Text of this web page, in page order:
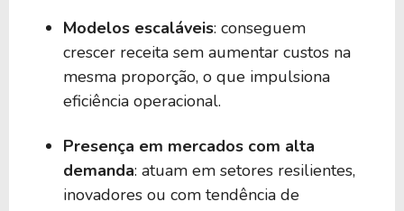
Modelos escaláveis: conseguem
crescer receita sem aumentar custos na
mesma proporção, o que impulsiona
eficiência operacional.
Presença em mercados com alta
demanda: atuam em setores resilientes,
inovadores ou com tendência de